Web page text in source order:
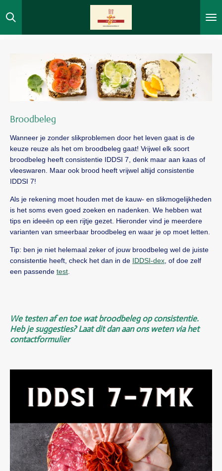
direct
Broodbeleg
Wanneer je zonder slikproblemen door het leven gaat is de
keuze reuze als het om broodbeleg gaat! Vrijwel elk soort
broodbeleg heeft consistentie IDDSI 7, denk maar aan kaas of
vleeswaren. Maar ook brood heeft vrijwel altijd consistentie
IDDSI 7!
Als je rekening moet houden met de kauw- en slikmogelijkheden
is het soms even goed zoeken en nadenken. We hebben wat
tips en ideeën op een rijtje gezet. Hieronder vind je meerdere
varianten van smeerbaar broodbeleg en waar je op moet letten.
Tip: ben je niet helemaal zeker of jouw broodbeleg wel de juiste
consistentie heeft, check het dan in de IDDSI-dex , of doe zelf
een passende test
We testen af en toe wat broodbeleg op consistentie.
Heb je suggesties? Laat dit dan aan ons weten via het
contactformulier